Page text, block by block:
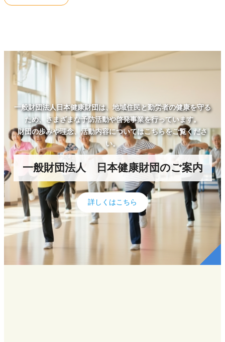
一般財団法人日本健康財団は、地域住民と勤労者の健康を守る
ため、さまざまな予防活動や啓発事業を行っています。
財団の歩みや理念、活動内容についてはこちらをご覧くださ
い。
一般財団法人 日本健康財団のご案内
詳しくはこちら